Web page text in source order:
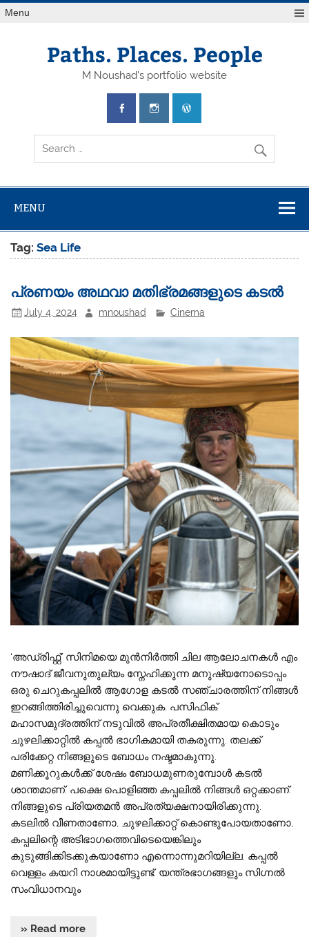
Skip
toMenu
Paths. Places. People
M Noushad's portfolio website
MENU
Tag:Sea Life
പ്രണയം അഥവാ മതിഭ്രമങ്ങളുടെ കടൽ
July 4, 2024 mnoushad Cinema
‘അഡ്രിഫ്റ്റ്’ സിനിമയെ മുൻനിർത്തി ചില ആലോചനകൾ എം
നൗഷാദ് ജീവനുതുല്യം സ്നേഹിക്കുന്ന മനുഷ്യനോടൊപ്പം
ഒരു ചെറുകപ്പലിൽ ആഗോള കടൽ സഞ്ചാരത്തിന് നിങ്ങൾ
ഇറങ്ങിത്തിരിച്ചുവെന്നു വെക്കുക. പസിഫിക്
മഹാസമുദ്രത്തിന് നടുവിൽ അപ്രതീക്ഷിതമായ കൊടും
ചുഴലിക്കാറ്റിൽ കപ്പൽ ഭാഗികമായി തകരുന്നു. തലക്ക്
പരിക്കേറ്റ നിങ്ങളുടെ ബോധം നഷ്ടമാകുന്നു.
മണിക്കൂറുകൾക്ക് ശേഷം ബോധമുണരുമ്പോൾ കടൽ
ശാന്തമാണ്. പക്ഷെ പൊളിഞ്ഞ കപ്പലിൽ നിങ്ങൾ ഒറ്റക്കാണ്.
നിങ്ങളുടെ പ്രിയതമൻ അപ്രത്യക്ഷനായിരിക്കുന്നു.
കടലിൽ വീണതാണോ, ചുഴലിക്കാറ്റ് കൊണ്ടുപോയതാണോ,
കപ്പലിന്റെ അടിഭാഗത്തെവിടെയെങ്കിലും
കുടുങ്ങിക്കിടക്കുകയാണോ എന്നൊന്നുമറിയില്ല. കപ്പൽ
വെള്ളം കയറി നാശമായിട്ടുണ്ട്. യന്ത്രഭാഗങ്ങളും സിഗ്നൽ
സംവിധാനവും
» Read more